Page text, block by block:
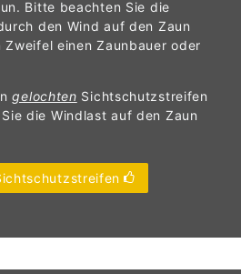
Bitte beachten Sie die
den Wind auf den Zaun
Zweifel einen Zaunbauer oder
gelochten Sichtschutzstreifen
die Windlast auf den Zaun